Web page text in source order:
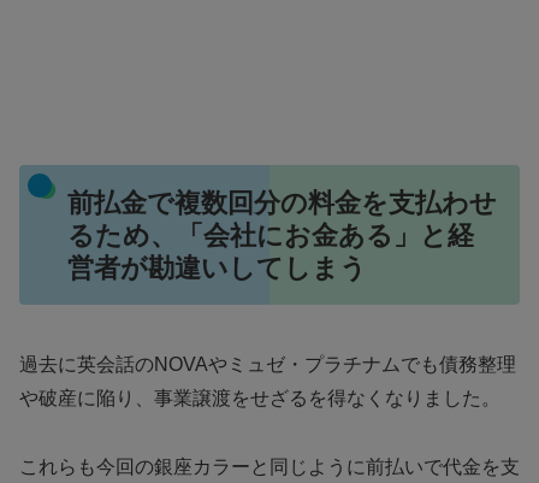
前払金で複数回分の料金を支払わせ
るため、「会社にお金ある」と経
営者が勘違いしてしまう
過去に英会話のNOVAやミュゼ・プラチナムでも債務整理
や破産に陥り、事業譲渡をせざるを得なくなりました。
これらも今回の銀座カラーと同じように前払いで代金を支